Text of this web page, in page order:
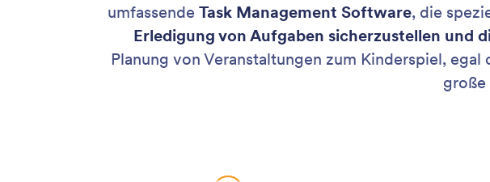
umfassende Task Management Software, die
Erledigung von Aufgaben sicherzustellen und
Planung von Veranstaltungen zum Kinderspiel,
große